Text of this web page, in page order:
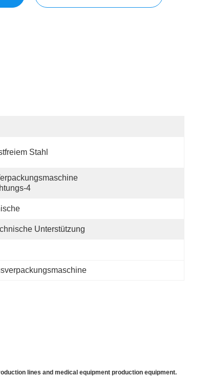
Stahl
4
Unterstützung
lines and medical equipment production equipment.